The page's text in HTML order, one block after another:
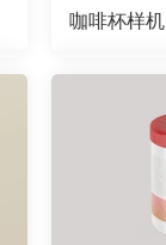
咖啡杯样机